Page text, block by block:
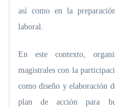
así como en la
laboral.
En este contexto,
magistrales con la
como diseño y elaboración
plan de acción para